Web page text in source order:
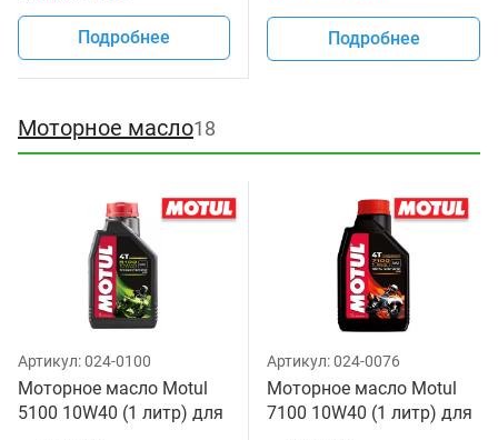
Подробнее Подробнее
Моторное масло18
Артикул:024-0100
Моторное масло Motul
5100 10W40 (1 литр) для
Артикул:024-0076
Моторное масло Motul
7100 10W40 (1 литр) для